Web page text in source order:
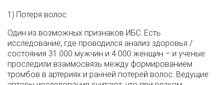
1) Потеря волос
Один из возможных признаков ИБС. Есть
исследование, где проводился анализ здоровья /
состояния 31 000 мужчин и 4 000 женщин – и ученые
проследили взаимосвязь между формированием
тромбов в артериях и ранней потерей волос. Ведущие